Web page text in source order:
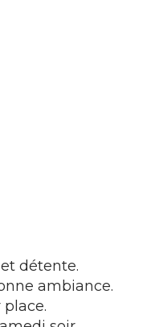
détente.
ambiance.